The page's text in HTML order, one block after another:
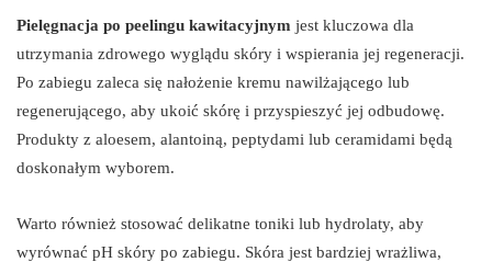
Pielęgnacja po peelingu kawitacyjnym jest kluczowa dla
utrzymania zdrowego wyglądu skóry i wspierania jej regeneracji.
Po zabiegu zaleca się nałożenie kremu nawilżającego lub
regenerującego, aby ukoić skórę i przyspieszyć jej odbudowę.
Produkty z aloesem, alantoiną, peptydami lub ceramidami będą
doskonałym wyborem.
Warto również stosować delikatne toniki lub hydrolaty, aby
wyrównać pH skóry po zabiegu. Skóra jest bardziej wrażliwa,